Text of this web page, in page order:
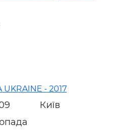
UKRAINE - 2017
Київ